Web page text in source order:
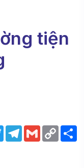
tiện
TwitterTelegram
GmailCopy
Link